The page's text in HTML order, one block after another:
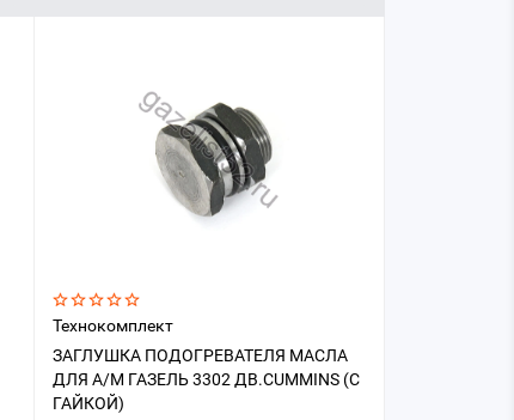
Технокомплект
ЗАГЛУШКА ПОДОГРЕВАТЕЛЯ МАСЛА
ДЛЯ А/М ГАЗЕЛЬ 3302 ДВ.CUMMINS (С
ГАЙКОЙ)